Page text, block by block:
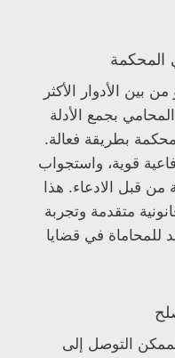
بين الأدوار الأكثر
بجمع الأدلة
بطريقة فعالة.
قوية، واستجواب
من قبل الادعاء. هذا
متقدمة وتجربة
للمحاماة في قضايا
التوصل إلى